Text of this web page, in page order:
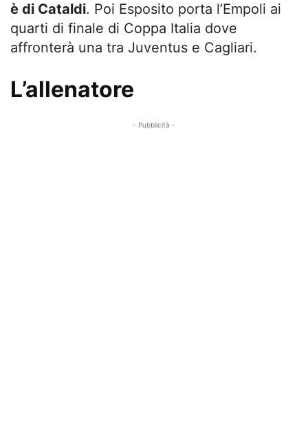
è di Cataldi. Poi Esposito porta l’Empoli ai
quarti di finale di Coppa Italia dove
affronterà una tra Juventus e Cagliari.
L’allenatore
- Pubblicità -